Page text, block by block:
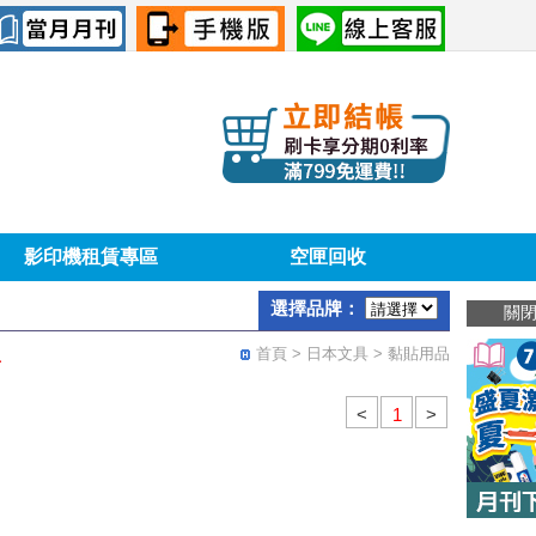
關閉
影印機租賃專區 空匣回收
選擇品牌：
首頁 > 日本文具 > 黏貼用品
< 1 >